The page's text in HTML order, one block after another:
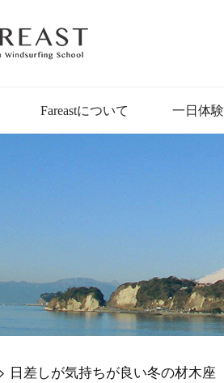
Fareastについて 一日体験
> 日差しが気持ちが良い冬の材木座